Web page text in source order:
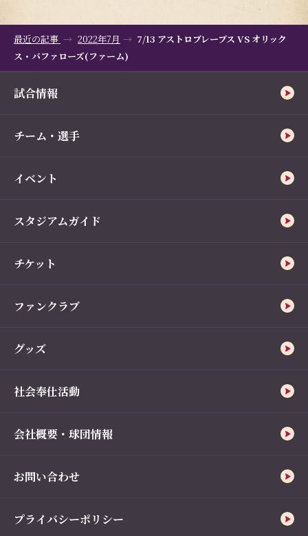
最近の記事 2022年7月
7/13 アストロブレーブス VS オリック
ス・バファローズ(ファーム)
試合情報
チーム・選手
イベント
スタジアムガイド
チケット
ファンクラブ
グッズ
社会奉仕活動
会社概要・球団情報
お問い合わせ
プライバシーポリシー